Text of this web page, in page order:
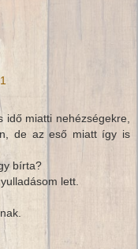
idő miatti nehézségekre,
de az eső miatt így is
bírta?
lett.